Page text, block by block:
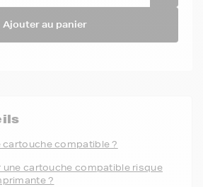
Ajouter au panier
cartouche compatible ?
une cartouche compatible risque
?